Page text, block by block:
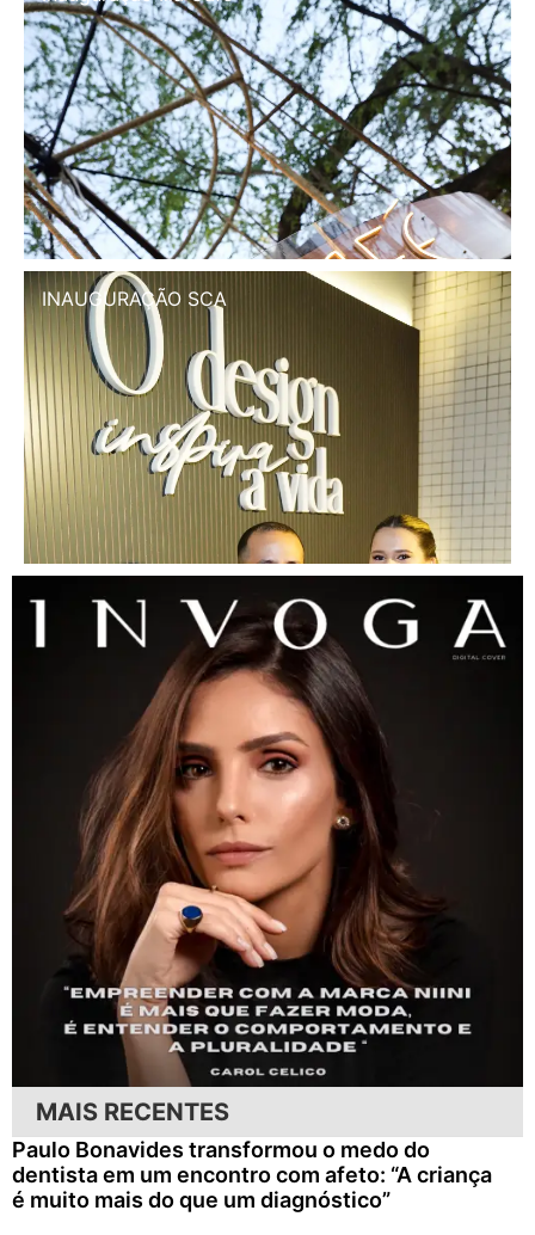
INAUGURAÇÃO SCA
MAIS RECENTES
Paulo Bonavides transformou o medo do
dentista em um encontro com afeto: “A criança
é muito mais do que um diagnóstico”